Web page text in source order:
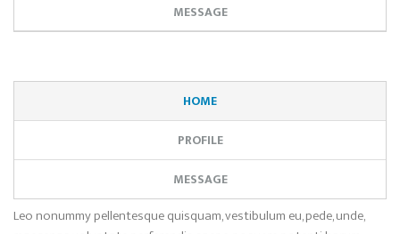
MESSAGE
HOME
PROFILE
MESSAGE
Leo nonummy pellentesque quisquam, vestibulum eu, pede, unde,